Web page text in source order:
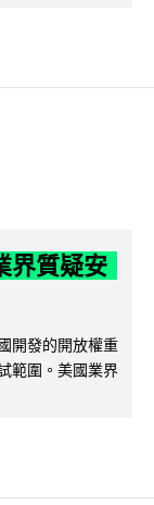
界質疑安
開發的開放權重
範圍。美國業界